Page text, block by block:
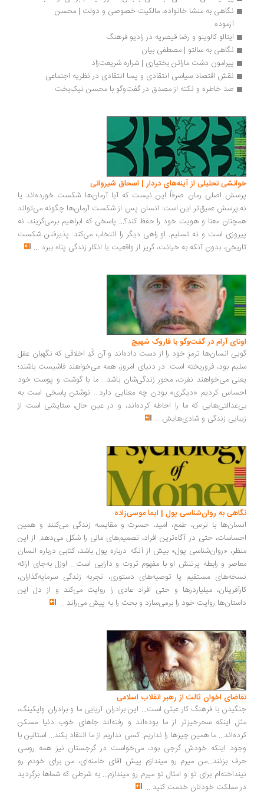
نگاهی به منشا خانواده، مالکیت خصوصی و دولت | محسن
ایتالو کالوینو و رضا قیصریه در رادیو فرهنگ
نگاهی به سالتو | مصطفی بیان
پیرامون دشت ماراتن بختیاری | شراره شریعت‌زاد
نقش اقتصاد سیاسی انتقادی و پسا انتقادی در نظریه اجتماعی
صد خاطره و نکته از مصدق در گفت‌وگو با محسن نیک‌بخت
تحلیلی از آینه‌های دردار | اسحاق شیروانی
اصلی رمان صرفاً این نیست که آیا آرمان‌ها شکست خورده‌اند یا
عمیق‌تر این است: انسان پس از شکست آرمان‌ها چگونه می‌تواند
معنا و هویت خود را حفظ کند؟... پاسخی که ابراهیم برمی‌گزیند، نه
است و نه تسلیم. او راهی دیگر را انتخاب می‌کند: پذیرفتن شکست
بدون آنکه به خیانت، گریز از واقعیت یا انکار زندگی پناه ببرد...
آرام در گفت‌وگو با فاروک شهیچ‭
انسان‌ها ترمزِ خود را از دست داده‌اند و آن کُدِ اخلاقی که نگهبان عقل
بود، فروریخته است. در دنیای امروز، همه می‌خواهند فاشیست باشند؛
می‌خواهند نفرت، محورِ زندگی‌شان باشد... ما با گوشت و پوست خود
کردیم «دیگری» بودن چه معنایی دارد... نوشتن پاسخی است به
که ما را احاطه کرده‌اند، و در عین حال، ستایشی است از
زندگی و شادی‌هایش...
به روان‌شناسی پول | ایما موسی‌زاده
با ترس، طمع، امید، حسرت و مقایسه زندگی می‌کنند و همین
حتی در آگاه‌ترین افراد، تصمیم‌های مالی را شکل می‌دهد. از این
«روان‌شناسی پول» بیش از آنکه درباره پول باشد، کتابی درباره انسان
و رابطه پرتنش او با مفهوم ثروت و دارایی است... اوزل به‌جای ارائه
مستقیم یا توصیه‌های دستوری، تجربه زندگی سرمایه‌گذاران،
میلیاردرها و حتی افراد عادی را روایت می‌کند و از دل این
روایت خود را برمی‌سازد و بحث را به پیش می‌راند...
اخوان ثالث از رهبر انقلاب اسلامی
با فرهنگ کار عبثی است... این برادران آریایی ما و برادران وایکینگ،
اینکه سحرخیزتر از ما بوده‌اند و رفته‌اند جاهای خوب دنیا مسکن
ما همین چیزها را نداریم. کسی نداریم از ما انتقاد بکند... استالین با
اینکه خودش گرجی بود، می‌خواست در گرجستان نیز همه روسی
بزنند...من میرم رو میندازم پیش آقای خامنه‌ای، من برای خودم رو
برای تو و امثال تو میرم رو میندازم... به شرطی که شماها برگردید
مملکت خودتان خدمت کنید...